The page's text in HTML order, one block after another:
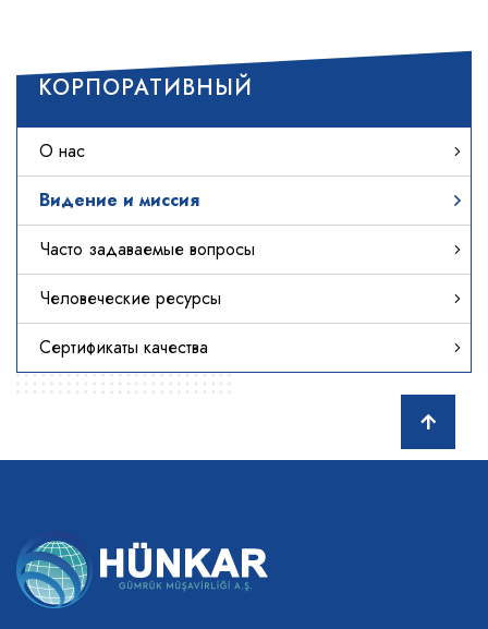
КОРПОРАТИВНЫЙ
О нас
Видение и миссия
Часто задаваемые вопросы
Человеческие ресурсы
Сертификаты качества